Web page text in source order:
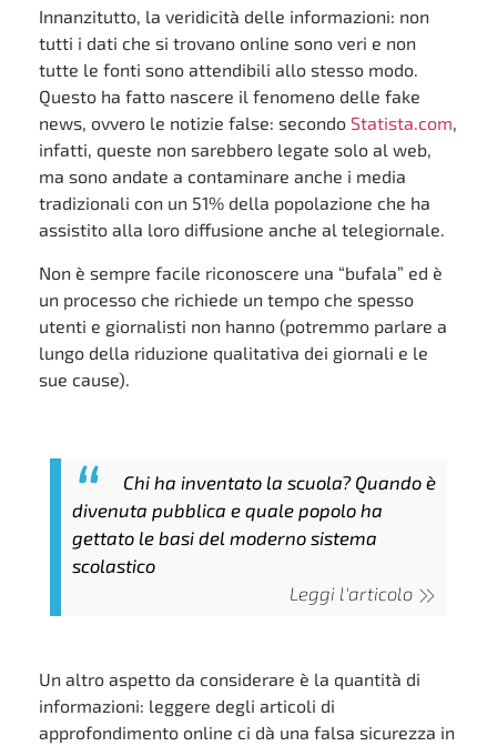
Innanzitutto, la veridicità delle informazioni: non
tutti i dati che si trovano online sono veri e non
tutte le fonti sono attendibili allo stesso modo.
Questo ha fatto nascere il fenomeno delle fake
news, ovvero le notizie false: secondo Statista.com,
infatti, queste non sarebbero legate solo al web,
ma sono andate a contaminare anche i media
tradizionali con un 51% della popolazione che ha
assistito alla loro diffusione anche al telegiornale.
Non è sempre facile riconoscere una “bufala” ed è
un processo che richiede un tempo che spesso
utenti e giornalisti non hanno (potremmo parlare a
lungo della riduzione qualitativa dei giornali e le
sue cause).
Chi ha inventato la scuola? Quando è
divenuta pubblica e quale popolo ha
gettato le basi del moderno sistema
scolastico
Leggi l'articolo
Un altro aspetto da considerare è la quantità di
informazioni: leggere degli articoli di
approfondimento online ci dà una falsa sicurezza in